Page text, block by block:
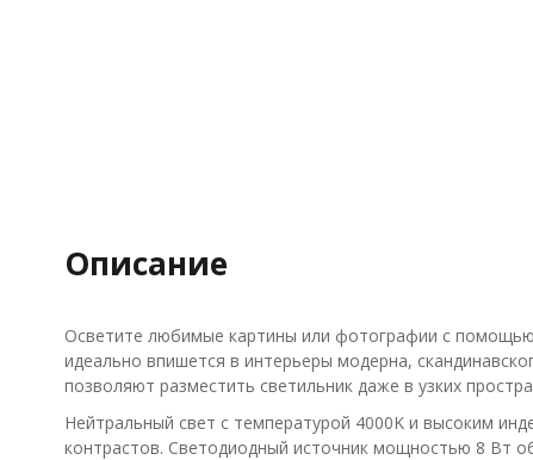
Описание
Осветите любимые картины или фотографии с помощью
идеально впишется в интерьеры модерна,
позволяют разместить светильник даже в узких
Нейтральный свет с температурой 4000K и высоким
контрастов. Светодиодный источник мощностью 8 Вт